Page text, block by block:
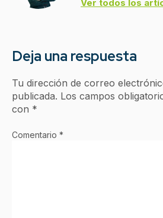
Ver todos los
Deja una respuesta
Tu dirección de correo
publicada. Los campos
con *
Comentario *